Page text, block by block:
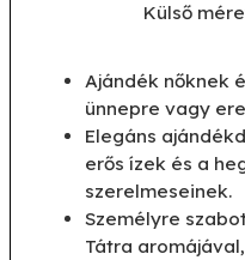
Külső
Ajándék nőknek
ünnepre vagy
Elegáns
erős ízek és a
szerelmeseinek.
Személyre
Tátra